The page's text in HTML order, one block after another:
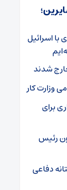
با اسرائیل
برای
رئیس
دفاعی